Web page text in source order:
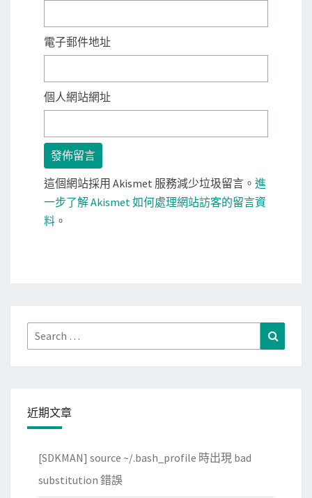
電子郵件地址
個人網站網址
這個網站採用 Akismet 服務減少垃圾留言。 進
一步了解 Akismet 如何處理網站訪客的留言資
料 。
Search
for:
近期文章
[SDKMAN] source ~/.bash_profile 時出現 bad
substitution 錯誤